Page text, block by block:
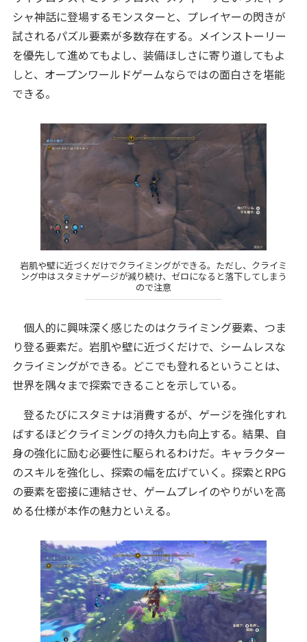
シャ神話に登場するモンスターと、プレイヤーの閃きが
試されるパズル要素が多数存在する。メインストーリー
を優先して進めてもよし、装備ほしさに寄り道してもよ
しと、オープンワールドゲームならではの面白さを堪能
できる。
岩肌や壁に近づくだけでクライミングができる。ただし、クライミ
ング中はスタミナゲージが減り続け、ゼロになると落下してしまう
ので注意
個人的に興味深く感じたのはクライミング要素、つま
り登る要素だ。岩肌や壁に近づくだけで、シームレスな
クライミングができる。どこでも登れるということは、
世界を隅々まで探索できることを示している。
登るたびにスタミナは消費するが、ゲージを強化すれ
ばするほどクライミングの持久力も向上する。結果、自
身の強化に励む必要性に駆られるわけだ。キャラクター
のスキルを強化し、探索の幅を広げていく。探索とRPG
の要素を密接に連結させ、ゲームプレイのやりがいを高
める仕様が本作の魅力といえる。